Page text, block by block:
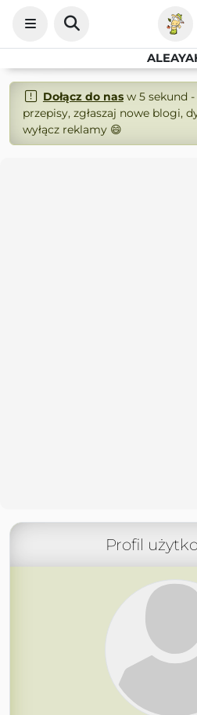
Dołącz do nasw 5 sekund -
przepisy, zgłaszaj nowe blogi,
wyłącz reklamy 😄
Profil